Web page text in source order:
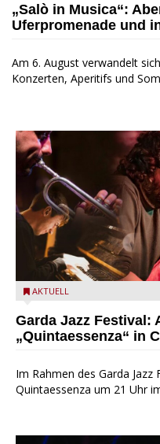
„Salò in Musica“:
Uferpromenade und
Am 6. August verwandelt
Konzerten, Aperitifs und
Das Ensemble
AKTUELL
Garda Jazz Festival:
„Quintaessenza“ in
Im Rahmen des Garda
Quintaessenza um 21 Uhr